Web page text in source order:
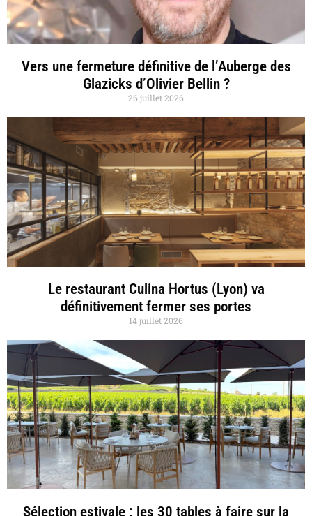
Vers une fermeture définitive de l’Auberge des
Glazicks d’Olivier Bellin ?
26 juillet 2026
Le restaurant Culina Hortus (Lyon) va
définitivement fermer ses portes
14 juillet 2026
Sélection estivale : les 30 tables à faire sur la